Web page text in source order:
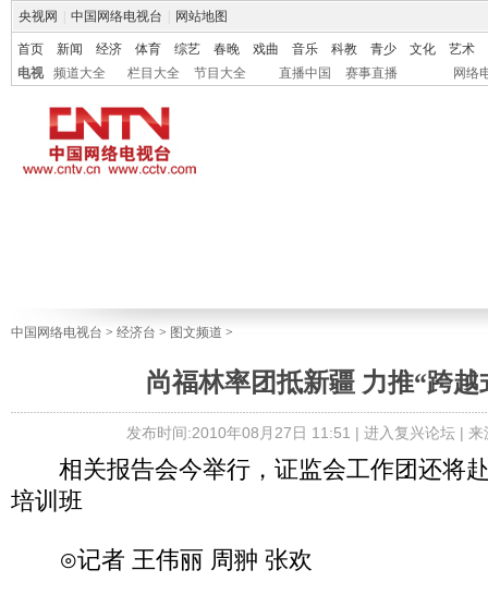
央视网 中国网络电视台 网站地图
首页 新闻 经济 体育 综艺 春晚 戏曲 音乐 科教 青少 文化
艺术
电视
频道大全 栏目大全 节目大全 直播中国 赛事直播 网络
中国网络电视台 > 经济台 > 图文频道 >
尚福林率团抵新疆 力推“跨越
发布时间:2010年08月27日 11:51 | 进入复兴论坛| 来
相关报告会今举行，证监会工作团还将
培训班
⊙记者 王伟丽 周翀 张欢